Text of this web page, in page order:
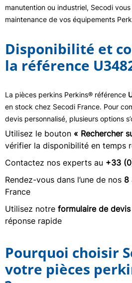
manutention ou industriel, Secodi
maintenance de vos équipements
Disponibilité et
la référence
La pièces perkins Perkins® référence
en stock chez Secodi France. Pour
devis personnalisé, plusieurs options
Utilisez le bouton « Rechercher
vérifier la disponibilité en temps
Contactez nos experts au +33
Rendez-vous dans l’une de nos 8
France
Utilisez notre formulaire de
réponse rapide
Pourquoi choisir
votre pièces